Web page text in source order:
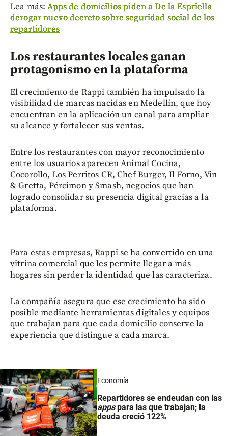
Lea más:Apps de domicilios piden a De la Espriella
derogar nuevo decreto sobre seguridad social de los
repartidores
Los restaurantes locales ganan
protagonismo en la plataforma
El crecimiento de Rappi también ha impulsado la
visibilidad de marcas nacidas en Medellín, que hoy
encuentran en la aplicación un canal para ampliar
su alcance y fortalecer sus ventas.
Entre los restaurantes con mayor reconocimiento
entre los usuarios aparecen Animal Cocina,
Cocorollo, Los Perritos CR, Chef Burger, Il Forno, Vin
& Gretta, Pércimon y Smash, negocios que han
logrado consolidar su presencia digital gracias a la
plataforma.
Para estas empresas, Rappi se ha convertido en una
vitrina comercial que les permite llegar a más
hogares sin perder la identidad que las caracteriza.
La compañía asegura que ese crecimiento ha sido
posible mediante herramientas digitales y equipos
que trabajan para que cada domicilio conserve la
experiencia que distingue a cada marca.
Economía
Repartidores se endeudan con las
appspara las que trabajan; la
deuda creció 122%